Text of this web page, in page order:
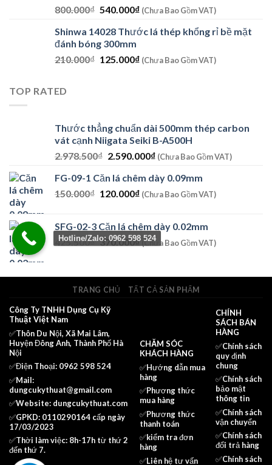
800.000₫ Giá
là:
800.000₫.
540.000₫Giá
tại
540.000₫.
(Chưa Bao Gồm VAT)
Shinwa 14028 Thước lá thép khổng rỉ bề mặt
đánh bóng 300mm
210.000₫ Giá
125.000₫Giá
(Chưa Bao Gồm VAT)
TOP RATED
Thước thẳng chuẩn dài 500mm thép carbon
vát cạnh Niigata Seiki B-A500H
2.978.500₫ Giá
là:
2.978.500₫.
2.590.000₫Giá
tại
là:
(Chưa Bao Gồm VAT)
FG-09-1 Căn lá chêm dày 0.09mm
150.000₫ Giá
150.000₫.
120.000₫Giá
là:
120.000₫.
(Chưa Bao Gồm VAT)
SFG-02-3 Căn lá chêm dày 0.02mm
425.500₫ Giá
425.500₫.
370.000₫Giá
là:
370.000₫.
(Chưa Bao Gồm VAT)
TRANG CHỦ TẤT CẢ SẢN PHẨM
Công Ty TNHH Dụng Cụ Kỹ
Thuật Việt Nam
✅Thôn Du Nội, Xã Mai Lâm,
Huyện Đông Anh, Thành Phố Hà
Nội
✅Điện Thoại: 0962 598 524
✅Mail:
dungcukythuat@gmail.com
✅Website: dungcukythuat.com
✅GPKD: 0110290164 cấp ngày
17/03/2023
✅Thời làm việc: 8h-17h từ thứ 2
đến thứ 7.
CHĂM SÓC
KHÁCH HÀNG
✅Hướng dẫn mua
hàng
✅Phương thức
mua hàng
✅Phương thức
thanh toán
✅kiểm tra đơn
hàng
✅Liên hệ tư vấn
CHÍNH
SÁCH BÁN
HÀNG
✅Chính sách
quy định
chung
✅Chính sách
bảo mật
thông tin
✅Chính sách
vận chuyển
✅Chính sách
đổi trả hàng
✅Chính sách
Hotline/Zalo: 0962 598 524